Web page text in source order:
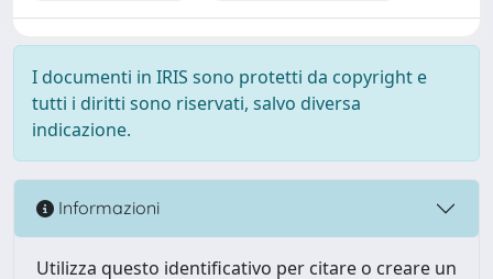
I documenti in IRIS sono protetti da copyright e
tutti i diritti sono riservati, salvo diversa
indicazione.
Informazioni
Utilizza questo identificativo per citare o creare un